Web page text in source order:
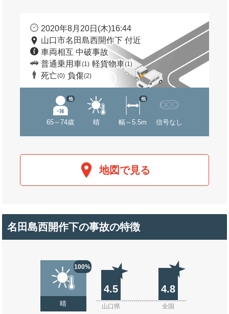
2020年8月20日(木)16:44
山口市名田島西開作下 付近
車両相互 中破事故
普通乗用車(1) 軽貨物車(1)
死亡(0) 負傷(2)
65～74歳
他
晴 幅～5.5m
他
信号なし
地図で見る
名田島西開作下の事故の特徴
100%
晴
4.5 4.8
山口県 全国